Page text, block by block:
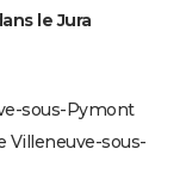
le Jura
sous-Pymont
Villeneuve-sous-